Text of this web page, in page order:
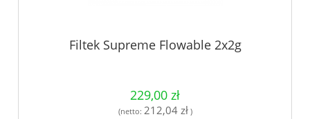
Filtek Supreme Flowable 2x2g
229,00 zł
(netto: 212,04 zł)